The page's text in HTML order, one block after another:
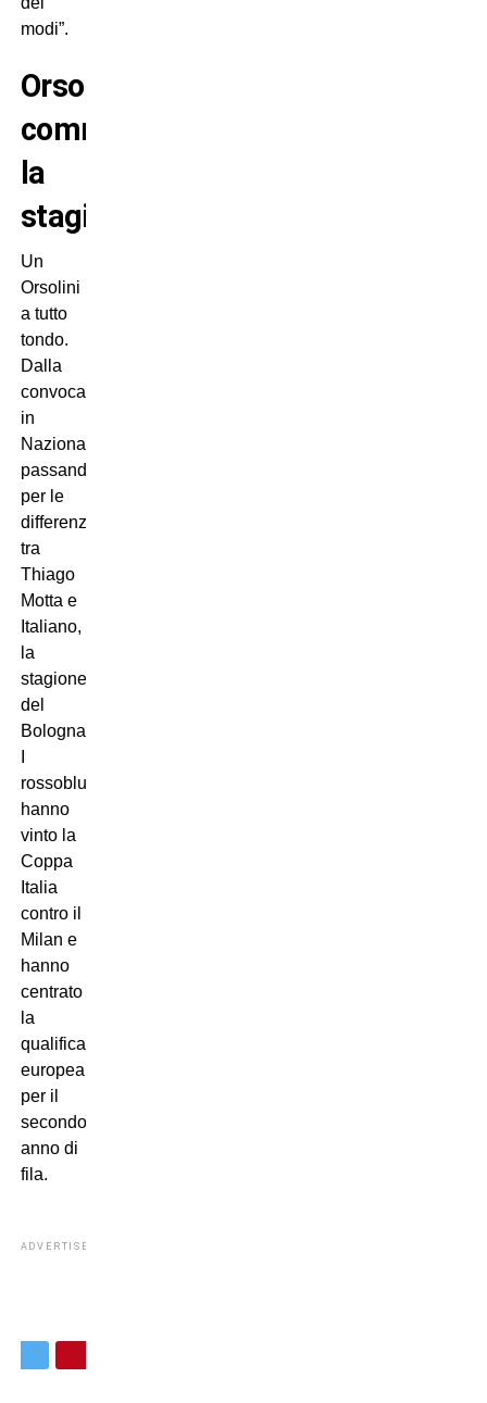
modi”.
Orsolini
commenta
la
stagione
Un
Orsolini
a tutto
tondo.
Dalla
convocazione
in
Nazionale,
passando
per le
differenze
tra
Thiago
Motta e
Italiano,
la
stagione
del
Bologna.
rossoblu
hanno
vinto la
Coppa
Italia
contro il
Milan e
hanno
centrato
la
qualificazione
europea
per il
secondo
anno di
fila.
ADVERTISEMENT